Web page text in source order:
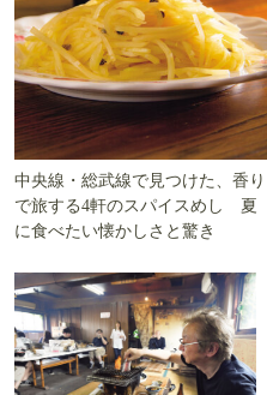
中央線・総武線で見つけた、香り
で旅する4軒のスパイスめし 夏
に食べたい懐かしさと驚き